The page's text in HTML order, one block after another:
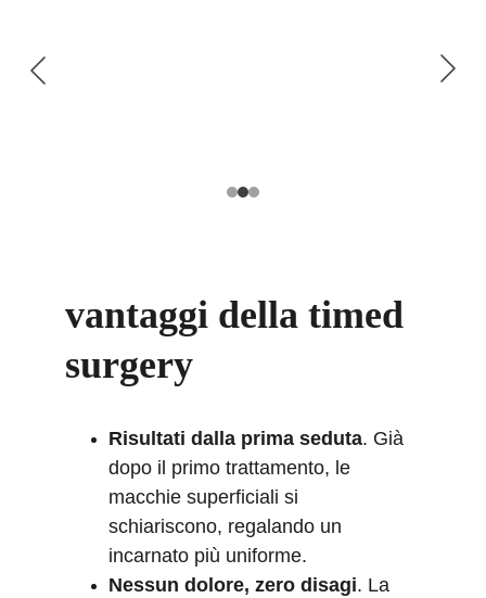
vantaggi della timed
surgery
Risultati dalla prima seduta. Già
dopo il primo trattamento, le
macchie superficiali si
schiariscono, regalando un
incarnato più uniforme.
Nessun dolore, zero disagi. La